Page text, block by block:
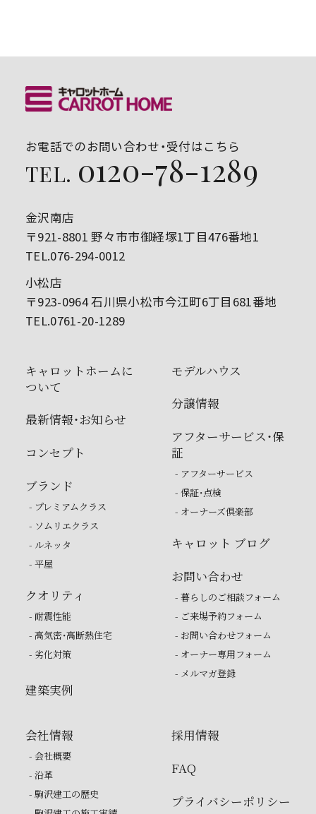
お電話でのお問い合わせ・受付はこちら
TEL. 0120-78-1289
金沢南店
〒921-8801 野々市市御経塚1丁目476番地1
TEL.076-294-0012
小松店
〒923-0964 石川県小松市今江町6丁目681番地
TEL.0761-20-1289
キャロットホームに
ついて
最新情報・お知らせ
コンセプト
ブランド
- プレミアムクラス
- ソムリエクラス
- ルネッタ
- 平屋
クオリティ
- 耐震性能
- 高気密・高断熱住宅
- 劣化対策
建築実例
モデルハウス
分譲情報
アフターサービス・保
証
- アフターサービス
- 保証・点検
- オーナーズ倶楽部
キャロット ブログ
お問い合わせ
- 暮らしのご相談フォーム
- ご来場予約フォーム
- お問い合わせフォーム
- オーナー専用フォーム
- メルマガ登録
会社情報
- 会社概要
- 沿革
- 駒沢建工の歴史
採用情報
FAQ
プライバシーポリシー